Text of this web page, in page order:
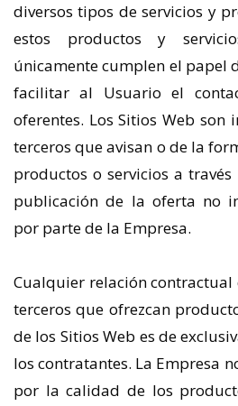
diversos tipos de servicios y
estos productos y
únicamente cumplen el papel
facilitar al Usuario el
oferentes. Los Sitios Web son
terceros que avisan o de la
productos o servicios a
publicación de la oferta no
por parte de la Empresa.
Cualquier relación contractual
terceros que ofrezcan
de los Sitios Web es de
los contratantes. La Empresa
por la calidad de los